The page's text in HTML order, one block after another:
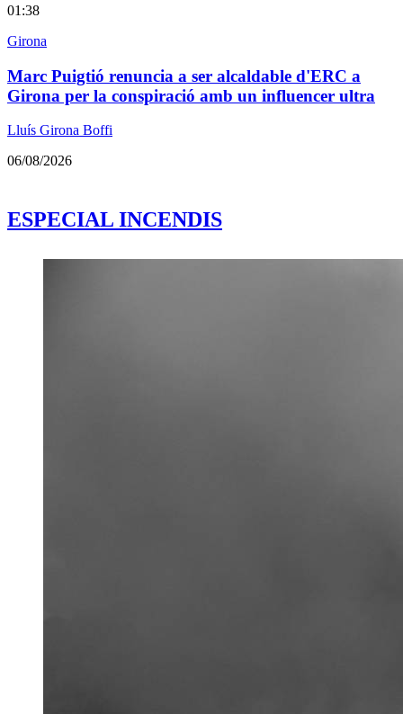
01:38
Girona
Marc Puigtió renuncia a ser alcaldable d'ERC a
Girona per la conspiració amb un influencer ultra
Lluís Girona Boffi
06/08/2026
ESPECIAL INCENDIS